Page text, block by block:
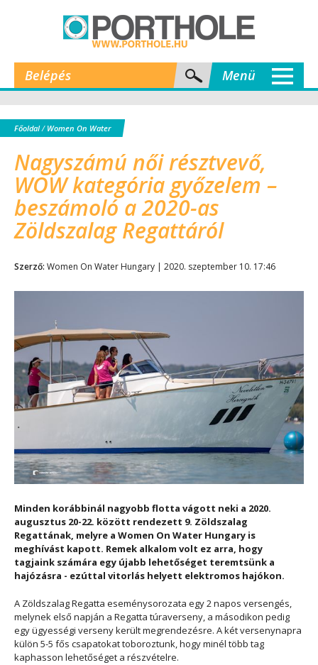
Belépés Menü
Főoldal/ Women On Water
Nagyszámú női résztvevő,
WOW kategória győzelem –
beszámoló a 2020-as
Zöldszalag Regattáról
Szerző: Women On Water Hungary | 2020. szeptember 10. 17:46
Minden korábbinál nagyobb flotta vágott neki a 2020.
augusztus 20-22. között rendezett 9. Zöldszalag
Regattának, melyre a Women On Water Hungary is
meghívást kapott. Remek alkalom volt ez arra, hogy
tagjaink számára egy újabb lehetőséget teremtsünk a
hajózásra - ezúttal vitorlás helyett elektromos hajókon.
A Zöldszalag Regatta eseménysorozata egy 2 napos versengés,
melynek első napján a Regatta túraverseny, a másodikon pedig
egy ügyességi verseny került megrendezésre. A két versenynapra
külön 5-5 fős csapatokat toboroztunk, hogy minél több tag
kaphasson lehetőséget a részvételre.